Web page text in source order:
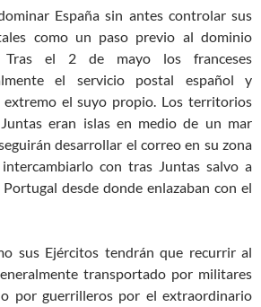
España sin antes controlar sus
como un paso previo al dominio
el 2 de mayo los franceses
el servicio postal español y
el suyo propio. Los territorios
eran islas en medio de un mar
desarrollar el correo en su zona
con tras Juntas salvo a
desde donde enlazaban con el
sus Ejércitos tendrán que recurrir al
transportado por militares
por guerrilleros por el extraordinario